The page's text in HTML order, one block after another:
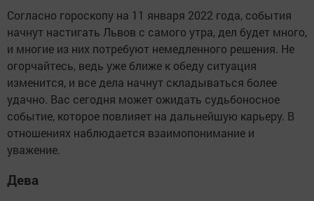
Согласно гороскопу на 11 января 2022 года, события
начнут настигать Львов с самого утра, дел будет много,
и многие из них потребуют немедленного решения. Не
огорчайтесь, ведь уже ближе к обеду ситуация
изменится, и все дела начнут складываться более
удачно. Вас сегодня может ожидать судьбоносное
событие, которое повлияет на дальнейшую карьеру. В
отношениях наблюдается взаимопонимание и
уважение.
Дева